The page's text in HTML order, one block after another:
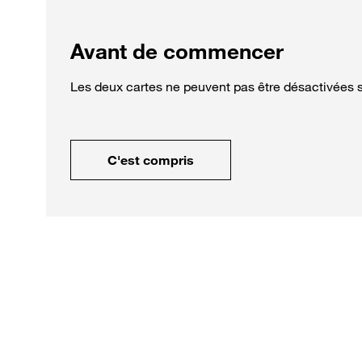
Avant de commencer
Les deux cartes ne peuvent pas être désactivées
C'est compris